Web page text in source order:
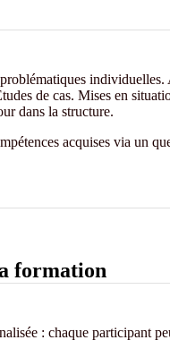
de cas. Mises en
dans la structure.
acquises via un
formation
: chaque participant